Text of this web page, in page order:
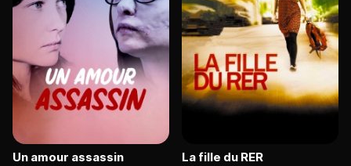
Un amour assassin La fille du RER